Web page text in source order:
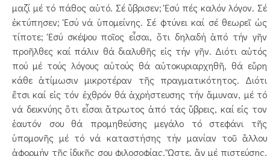
μαζί μέ τό πάθος αὐτό. Σέ ὕβρισεν; Ἐσύ πές καλόν λόγον. Σέ
ἐκτύπησεν; Ἐσύ νά ὑπομείνης. Σέ φτύνει καί σέ θεωρεῖ ὡς
τίποτε; Ἐσύ σκέψου ποῖος εἶσαι, ὅτι δηλαδή ἀπό τήν γῆν
προῆλθες καί πάλιν θά διαλυθῆς εἰς τήν γῆν. Διότι αὐτός
πού μέ τούς λόγους αὐτούς θά αὐτοκυριαρχηθῆ, θά εὕρη
κάθε ἀτίμωσιν μικροτέραν τῆς πραγματικότητος. Διότι
ἔτσι καί εἰς τόν ἐχθρόν θά ἀχρήστευσης τήν ἄμυναν, μέ τό
νά δεικνύης ὅτι εἶσαι ἄτρωτος ἀπό τάς ὕβρεις, καί εἰς τον
ἑαυτόν σου θά προμηθεύσης μεγάλο τό στεφάνι τῆς
ὑπομονῆς μέ τό νά καταστήσης τήν μανίαν τοῦ ἄλλου
ἀφορμήν τῆς ἰδικῆς σου φιλοσοφίας. Ὥστε, ἄν μέ πιστεύσης,